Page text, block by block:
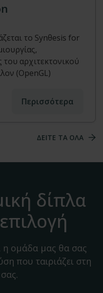
το Synθesis for
του αρχιτεκτονικού
(OpenGL)
Περισσότερα
ΔΕΙΤΕ ΤΑ ΟΛΑ
δίπλα
η ομάδα μας θα σας
που ταιριάζει στη